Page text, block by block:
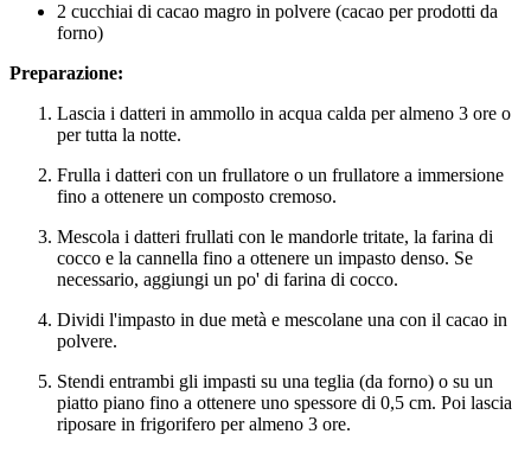
2 cucchiai di cacao magro in polvere (cacao per prodotti da
forno)
Preparazione:
Lascia i datteri in ammollo in acqua calda per almeno 3 ore o
per tutta la notte.
Frulla i datteri con un frullatore o un frullatore a immersione
fino a ottenere un composto cremoso.
Mescola i datteri frullati con le mandorle tritate, la farina di
cocco e la cannella fino a ottenere un impasto denso. Se
necessario, aggiungi un po' di farina di cocco.
Dividi l'impasto in due metà e mescolane una con il cacao in
polvere.
Stendi entrambi gli impasti su una teglia (da forno) o su un
piatto piano fino a ottenere uno spessore di 0,5 cm. Poi lascia
riposare in frigorifero per almeno 3 ore.